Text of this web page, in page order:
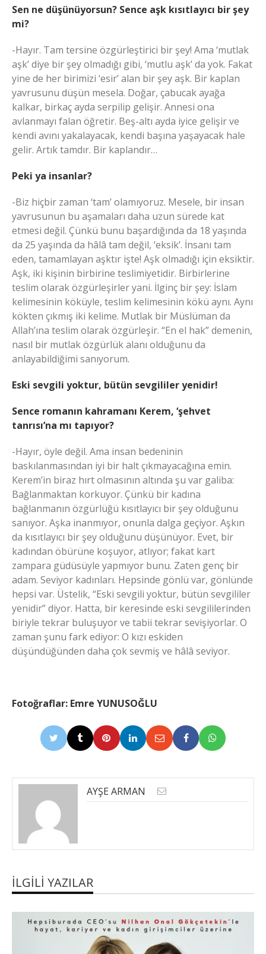
Sen ne düşünüyorsun? Sence aşk kısıtlayıcı bir şey
mi?
-Hayır. Tam tersine özgürleştirici bir şey! Ama ‘mutlak
aşk’ diye bir şey olmadığı gibi, ‘mutlu aşk’ da yok. Fakat
yine de her birimizi ‘esir’ alan bir şey aşk. Bir kaplan
yavrusunu düşün mesela. Doğar, çabucak ayağa
kalkar, birkaç ayda serpilip gelişir. Annesi ona
avlanmayı falan öğretir. Beş-altı ayda iyice gelişir ve
kendi avını yakalayacak, kendi başına yaşayacak hale
gelir. Artık tamdır. Bir kaplandır…
Peki ya insanlar?
-Biz hiçbir zaman ‘tam’ olamıyoruz. Mesele, bir insan
yavrusunun bu aşamaları daha uzun sürede kat
etmesi değil. Çünkü bunu başardığında da 18 yaşında
da 25 yaşında da hâlâ tam değil, ‘eksik’. İnsanı tam
eden, tamamlayan aşktır işte! Aşk olmadığı için eksiktir.
Aşk, iki kişinin birbirine teslimiyetidir. Birbirlerine
teslim olarak özgürleşirler yani. İlginç bir şey: İslam
kelimesinin köküyle, teslim kelimesinin kökü aynı. Aynı
kökten çıkmış iki kelime. Mutlak bir Müslüman da
Allah’ına teslim olarak özgürleşir. “En el hak” demenin,
nasıl bir mutlak özgürlük alanı olduğunu da
anlayabildiğimi sanıyorum.
Eski sevgili yoktur, bütün sevgililer yenidir!
Sence romanın kahramanı Kerem, ‘şehvet
tanrısı’na mı tapıyor?
-Hayır, öyle değil. Ama insan bedeninin
baskılanmasından iyi bir halt çıkmayacağına emin.
Kerem’in biraz hırt olmasının altında şu var galiba:
Bağlanmaktan korkuyor. Çünkü bir kadına
bağlanmanın özgürlüğü kısıtlayıcı bir şey olduğunu
sanıyor. Aşka inanmıyor, onunla dalga geçiyor. Aşkın
da kısıtlayıcı bir şey olduğunu düşünüyor. Evet, bir
kadından öbürüne koşuyor, atlıyor; fakat kart
zampara güdüsüyle yapmıyor bunu. Zaten genç bir
adam. Seviyor kadınları. Hepsinde gönlü var, gönlünde
hepsi var. Üstelik, “Eski sevgili yoktur, bütün sevgililer
yenidir” diyor. Hatta, bir keresinde eski sevgililerinden
biriyle tekrar buluşuyor ve tabii tekrar sevişiyorlar. O
zaman şunu fark ediyor: O kızı eskiden
düşündüğünden daha çok sevmiş ve hâlâ seviyor.
Fotoğraflar: Emre YUNUSOĞLU
AYŞE ARMAN
İLGILI YAZILAR